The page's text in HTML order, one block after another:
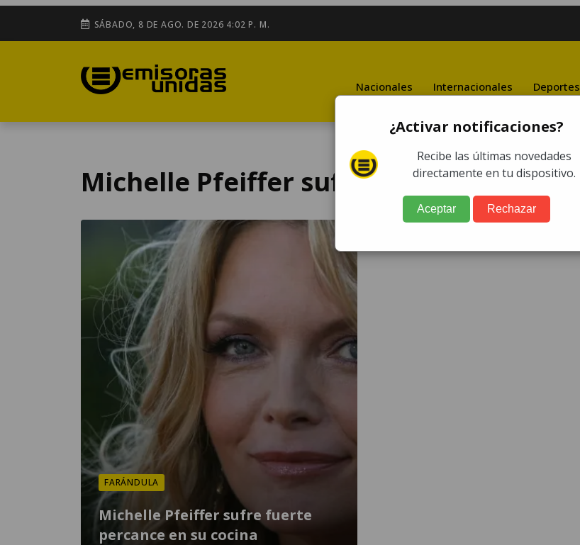
SÁBADO, 8 DE AGO. DE 2026 4:02 P. M.
Nacionales Internacionales Deportes
Michelle Pfeiffer sufre golpe en su ojo
FARÁNDULA
Michelle Pfeiffer sufre fuerte
percance en su cocina
¿Activar notificaciones?
Recibe las últimas novedades
directamente en tu dispositivo.
Aceptar Rechazar